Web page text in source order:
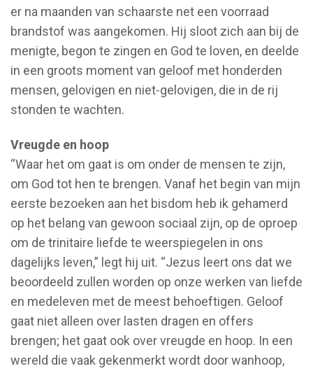
er na maanden van schaarste net een voorraad
brandstof was aangekomen. Hij sloot zich aan bij de
menigte, begon te zingen en God te loven, en deelde
in een groots moment van geloof met honderden
mensen, gelovigen en niet-gelovigen, die in de rij
stonden te wachten.
Vreugde en hoop
“Waar het om gaat is om onder de mensen te zijn,
om God tot hen te brengen. Vanaf het begin van mijn
eerste bezoeken aan het bisdom heb ik gehamerd
op het belang van gewoon sociaal zijn, op de oproep
om de trinitaire liefde te weerspiegelen in ons
dagelijks leven,” legt hij uit. “Jezus leert ons dat we
beoordeeld zullen worden op onze werken van liefde
en medeleven met de meest behoeftigen. Geloof
gaat niet alleen over lasten dragen en offers
brengen; het gaat ook over vreugde en hoop. In een
wereld die vaak gekenmerkt wordt door wanhoop,